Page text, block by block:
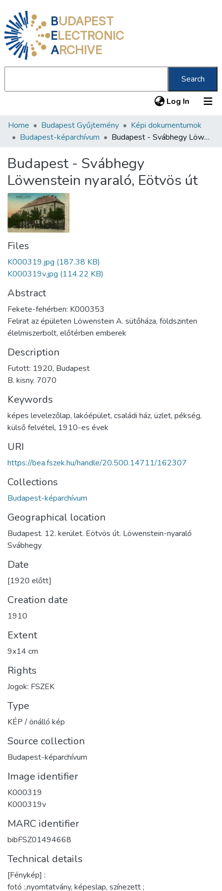
BUDAPEST
ELECTRONIC
ARCHIVE
Search
Log In (current)
Communities & Collections
Statistics
About us
Home Budapest Gyűjtemény
Képi dokumentumok
Budapest-képarchívum
Budapest - Svábhegy Löwenstein nyaraló, Eötvös út
Budapest - Svábhegy
Löwenstein nyaraló, Eötvös út
Files
K000319.jpg (187.38 KB)
K000319v.jpg (114.22 KB)
Abstract
Fekete-fehérben: K000353
Felirat az épületen Löwenstein A. sütőháza, földszinten
élelmiszerbolt, előtérben emberek
Description
Futott: 1920, Budapest
B. kisny. 7070
Keywords
képes levelezőlap, lakóépület, családi ház, üzlet, pékség,
külső felvétel, 1910-es évek
URI
https://bea.fszek.hu/handle/20.500.14711/162307
Collections
Budapest-képarchívum
Geographical location
Budapest. 12. kerület. Eötvös út. Löwenstein-nyaraló
Svábhegy
Date
[1920 előtt]
Creation date
1910
Extent
9x14 cm
Rights
Jogok: FSZEK
Type
KÉP / önálló kép
Source collection
Budapest-képarchívum
Image identifier
K000319
K000319v
MARC identifier
bibFSZ01494668
Technical details
[Fénykép] :
fotó :,nyomtatvány, képeslap, színezett ;